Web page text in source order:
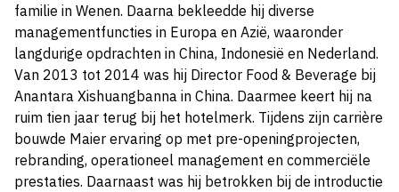
familie in Wenen. Daarna bekleedde hij diverse
managementfuncties in Europa en Azië, waaronder
langdurige opdrachten in China, Indonesië en Nederland.
Van 2013 tot 2014 was hij Director Food & Beverage bij
Anantara Xishuangbanna in China. Daarmee keert hij na
ruim tien jaar terug bij het hotelmerk. Tijdens zijn carrière
bouwde Maier ervaring op met pre-openingprojecten,
rebranding, operationeel management en commerciële
prestaties. Daarnaast was hij betrokken bij de introductie